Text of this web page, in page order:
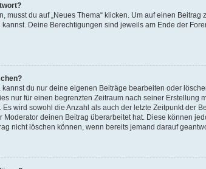
musst du auf „Neues Thema“ klicken. Um auf einen
Deine Berechtigungen sind jeweils am Ende der
du nur deine eigenen Beiträge bearbeiten oder
nur für einen begrenzten Zeitraum nach seiner
wird sowohl die Anzahl als auch der letzte Zeitpunkt
deinen Beitrag überarbeitet hat. Diese können
nicht löschen können, wenn bereits jemand darauf